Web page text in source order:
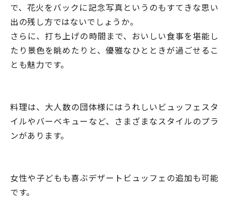
で、花火をバックに記念写真というのもすてきな思い
出の残し方ではないでしょうか。
さらに、打ち上げの時間まで、おいしい食事を堪能し
たり景色を眺めたりと、優雅なひとときが過ごせるこ
とも魅力です。
料理は、大人数の団体様にはうれしいビュッフェスタ
イルやバーベキューなど、さまざまなスタイルのプラ
ンがあります。
女性や子どもも喜ぶデザートビュッフェの追加も可能
です。